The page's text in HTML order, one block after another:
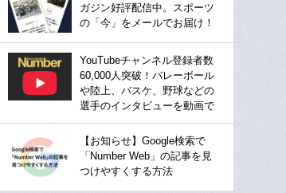
ガジン好評配信中。スポーツ
の「今」をメールでお届け！
YouTubeチャンネル登録者数
60,000人突破！バレーボール
や陸上、バスケ、野球などの
選手のインタビューを動画で
【お知らせ】Google検索で
「Number Web」の記事を見
つけやすくする方法